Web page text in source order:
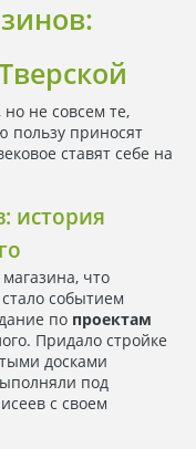
не совсем те,
пользу приносят
ставят себе на
история
что
событием
по проектам
Придало стройке
досками
под
с своем